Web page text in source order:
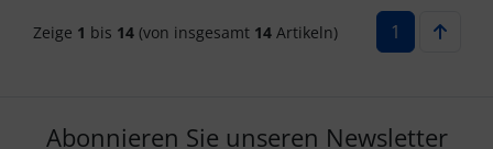
Zeige 1 bis 14(von insgesamt 14Artikeln) 1
Abonnieren Sie unseren Newsletter